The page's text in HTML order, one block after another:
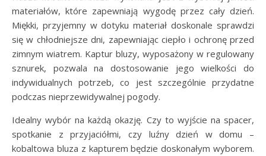
materiałów, które zapewniają wygodę przez cały dzień.
Miękki, przyjemny w dotyku materiał doskonale sprawdzi
się w chłodniejsze dni, zapewniając ciepło i ochronę przed
zimnym wiatrem. Kaptur bluzy, wyposażony w regulowany
sznurek, pozwala na dostosowanie jego wielkości do
indywidualnych potrzeb, co jest szczególnie przydatne
podczas nieprzewidywalnej pogody.
Idealny wybór na każdą okazję. Czy to wyjście na spacer,
spotkanie z przyjaciółmi, czy luźny dzień w domu –
kobaltowa bluza z kapturem będzie doskonałym wyborem.